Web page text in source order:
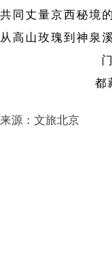
共同丈量京西秘境
从高山玫瑰到神泉
都
来源：文旅北京